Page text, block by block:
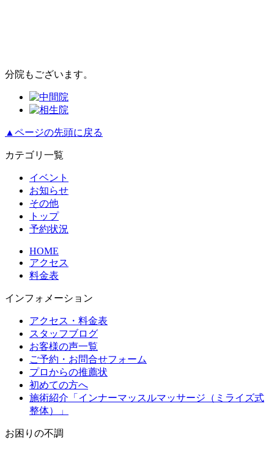
分院もございます。
▲ページの先頭に戻る
カテゴリ一覧
イベント
お知らせ
その他
トップ
予約状況
HOME
アクセス
料金表
インフォメーション
アクセス・料金表
スタッフブログ
お客様の声一覧
ご予約・お問合せフォーム
プロからの推薦状
初めての方へ
施術紹介「インナーマッスルマッサージ（ミライズ式
整体）」
お困りの不調